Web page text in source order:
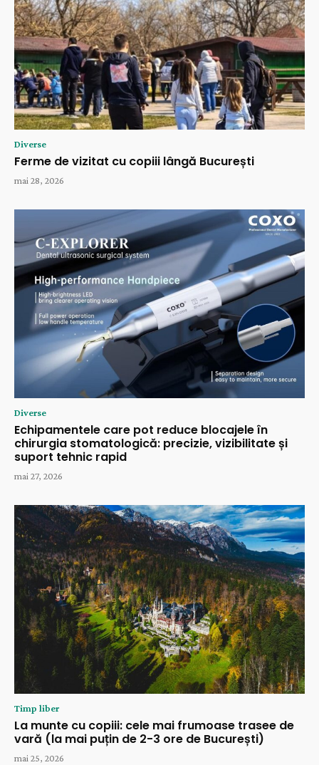
Diverse
Ferme de vizitat cu copiii lângă București
mai 28, 2026
Diverse
Echipamentele care pot reduce blocajele în
chirurgia stomatologică: precizie, vizibilitate și
suport tehnic rapid
mai 27, 2026
Timp liber
La munte cu copiii: cele mai frumoase trasee de
vară (la mai puțin de 2-3 ore de București)
mai 25, 2026